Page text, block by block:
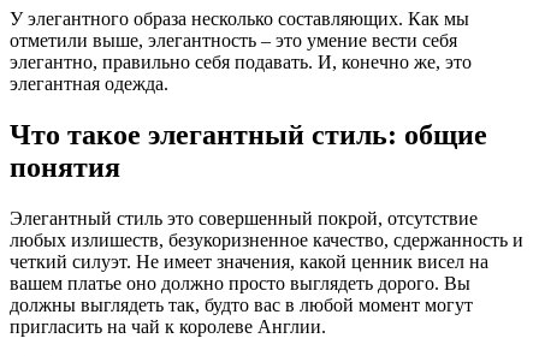
У элегантного образа несколько составляющих. Как мы
отметили выше, элегантность – это умение вести себя
элегантно, правильно себя подавать. И, конечно же, это
элегантная одежда.
Что такое элегантный стиль: общие
понятия
Элегантный стиль это совершенный покрой, отсутствие
любых излишеств, безукоризненное качество, сдержанность и
четкий силуэт. Не имеет значения, какой ценник висел на
вашем платье оно должно просто выглядеть дорого. Вы
должны выглядеть так, будто вас в любой момент могут
пригласить на чай к королеве Англии.